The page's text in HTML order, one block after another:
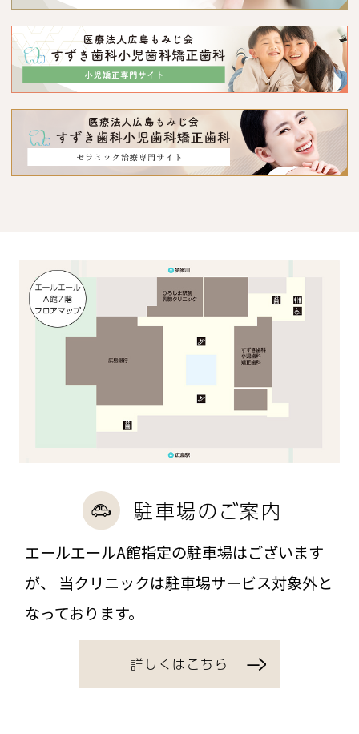
駐車場のご案内
エールエールA館指定の駐車場はございます
が、
当クリニックは駐車場サービス対象外と
なっております。
詳しくはこちら